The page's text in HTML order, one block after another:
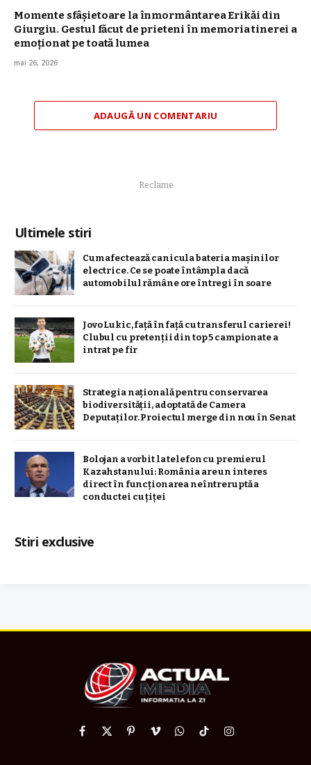
Momente sfâșietoare la înmormântarea Erikăi din
Giurgiu. Gestul făcut de prieteni în memoria tinerei a
emoționat pe toată lumea
mai 26, 2026
ADAUGĂ UN COMENTARIU
Reclame
Ultimele stiri
Cum afectează canicula bateria mașinilor
electrice. Ce se poate întâmpla dacă
automobilul rămâne ore întregi în soare
Jovo Lukic, față în față cu transferul carierei!
Clubul cu pretenții din top 5 campionate a
intrat pe fir
Strategia naţională pentru conservarea
biodiversităţii, adoptată de Camera
Deputaților. Proiectul merge din nou în Senat
Bolojan a vorbit la telefon cu premierul
Kazahstanului: România are un interes
direct în funcționarea neîntreruptă a
conductei cu țiței
Stiri exclusive
Facebook
X
PinterestVimeoWhatsApp
TikTokInstagram